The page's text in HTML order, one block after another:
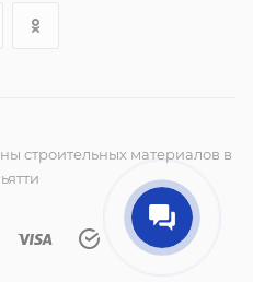
строительных материалов в